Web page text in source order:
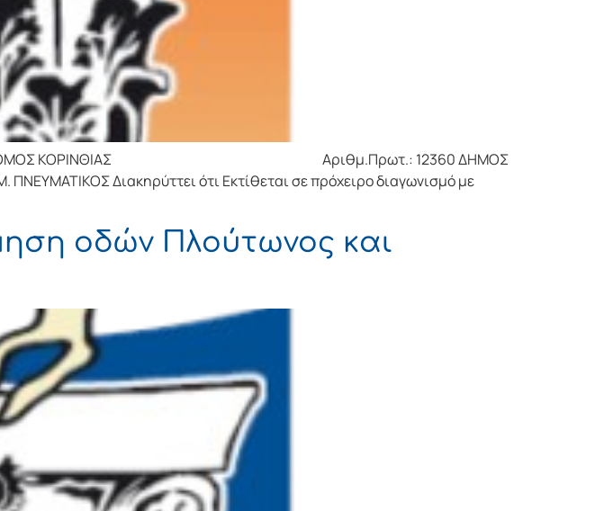
ΚΟΡΙΝΘΙΑΣ Αριθμ.Πρωτ.: 12360 ΔΗΜΟΣ
Διακηρύττει ότι Εκτίθεται σε πρόχειρο διαγωνισμό με
οδών Πλούτωνος και